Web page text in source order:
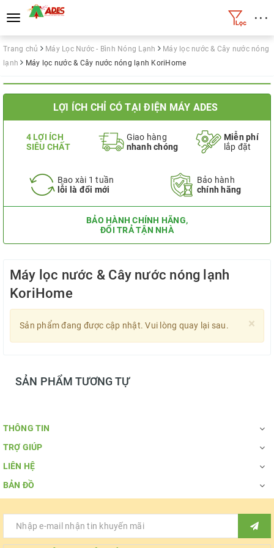
Toggle
navigation
• • •
Trang chủ Máy Lọc Nước - Bình Nóng Lạnh
Máy lọc nước & Cây nước nóng
lạnh
Máy lọc nước & Cây nước nóng lạnh KoriHome
LỢI ÍCH CHỈ CÓ TẠI ĐIỆN MÁY ADES
4 LỢI ÍCH
SIÊU CHẤT
Giao hàng
nhanh chóng
Miễn phí
lắp đặt
Bao xài 1 tuần
lỗi là đổi mới
Bảo hành
chính hãng
BẢO HÀNH CHÍNH HÃNG,
ĐỔI TRẢ TẬN NHÀ
Máy lọc nước & Cây nước nóng lạnh
KoriHome
×
Sản phẩm đang được cập nhật. Vui lòng quay lại sau.
SẢN PHẨM TƯƠNG TỰ
THÔNG TIN
TRỢ GIÚP
LIÊN HỆ
BẢN ĐỒ